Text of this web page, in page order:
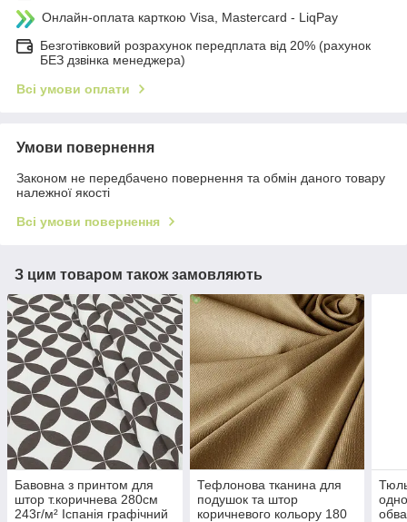
Онлайн-оплата карткою Visa, Mastercard - LiqPay
Безготівковий розрахунок передплата від 20% (рахунок
БЕЗ дзвінка менеджера)
Всі умови оплати
Умови повернення
Законом не передбачено повернення та обмін даного товару
належної якості
Всі умови повернення
З цим товаром також замовляють
Бавовна з принтом для
штор т.коричнева 280см
243г/м² Іспанія графічний
Тефлонова тканина для
подушок та штор
коричневого кольору 180